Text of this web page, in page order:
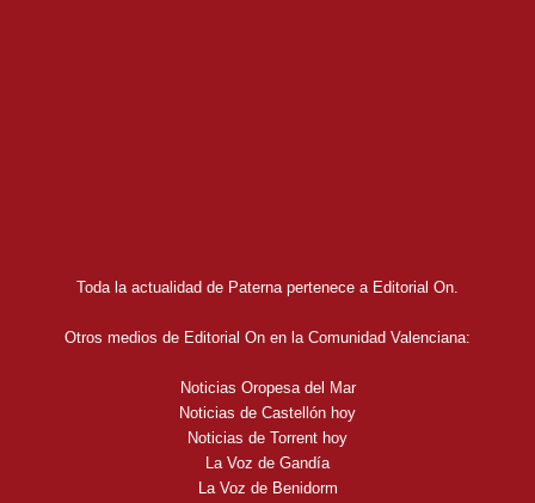
Toda la actualidad de Paterna pertenece a Editorial On.
Otros medios de Editorial On en la Comunidad Valenciana:
Noticias Oropesa del Mar
Noticias de Castellón hoy
Noticias de Torrent hoy
La Voz de Gandía
La Voz de Benidorm